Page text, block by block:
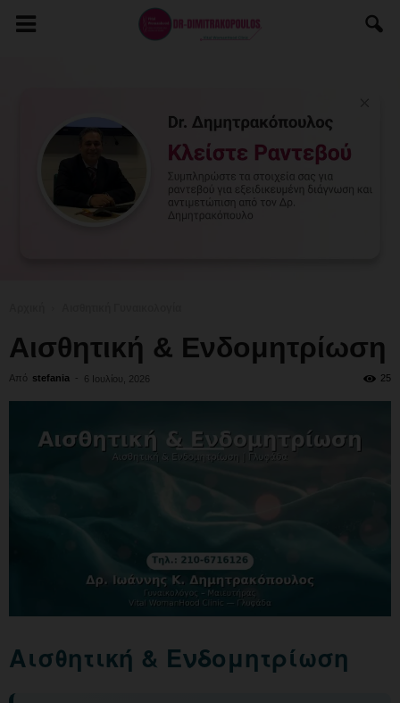
Αισθητική & Ενδομητρίωση
Από stefania - 6 Ιουλίου, 2026 25
Αισθητική & Ενδομητρίωση